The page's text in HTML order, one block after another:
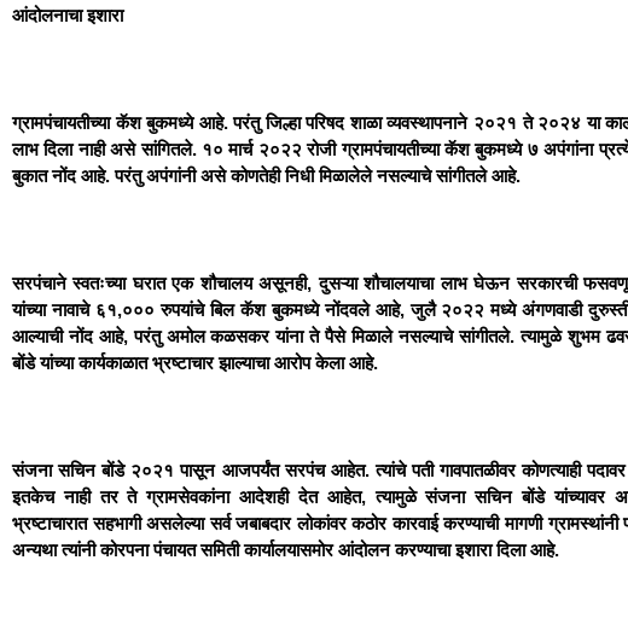
आंदोलनाचा इशारा
ग्रामपंचायतीच्या कॅश बुकमध्ये आहे. परंतु जिल्हा परिषद शाळा व्यवस्थापनाने २०२१ ते २०२४ या
लाभ दिला नाही असे सांगितले. १० मार्च २०२२ रोजी ग्रामपंचायतीच्या कॅश बुकमध्ये ७ अपंगांना
बुकात नोंद आहे. परंतु अपंगांनी असे कोणतेही निधी मिळालेले नसल्याचे सांगीतले आहे.
सरपंचाने स्वतःच्या घरात एक शौचालय असूनही, दुसऱ्या शौचालयाचा लाभ घेऊन सरकारची
यांच्या नावाचे ६१,००० रुपयांचे बिल कॅश बुकमध्ये नोंदवले आहे, जुलै २०२२ मध्ये अंगणवाडी
आल्याची नोंद आहे, परंतु अमोल कळसकर यांना ते पैसे मिळाले नसल्याचे सांगीतले. त्यामुळे शुभम
बोंडे यांच्या कार्यकाळात भ्रष्टाचार झाल्याचा आरोप केला आहे.
संजना सचिन बोंडे २०२१ पासून आजपर्यंत सरपंच आहेत. त्यांचे पती गावपातळीवर कोणत्याही
इतकेच नाही तर ते ग्रामसेवकांना आदेशही देत आहेत, त्यामुळे संजना सचिन बोंडे यांच्यावर
भ्रष्टाचारात सहभागी असलेल्या सर्व जबाबदार लोकांवर कठोर कारवाई करण्याची मागणी
अन्यथा त्यांनी कोरपना पंचायत समिती कार्यालयासमोर आंदोलन करण्याचा इशारा दिला आहे.